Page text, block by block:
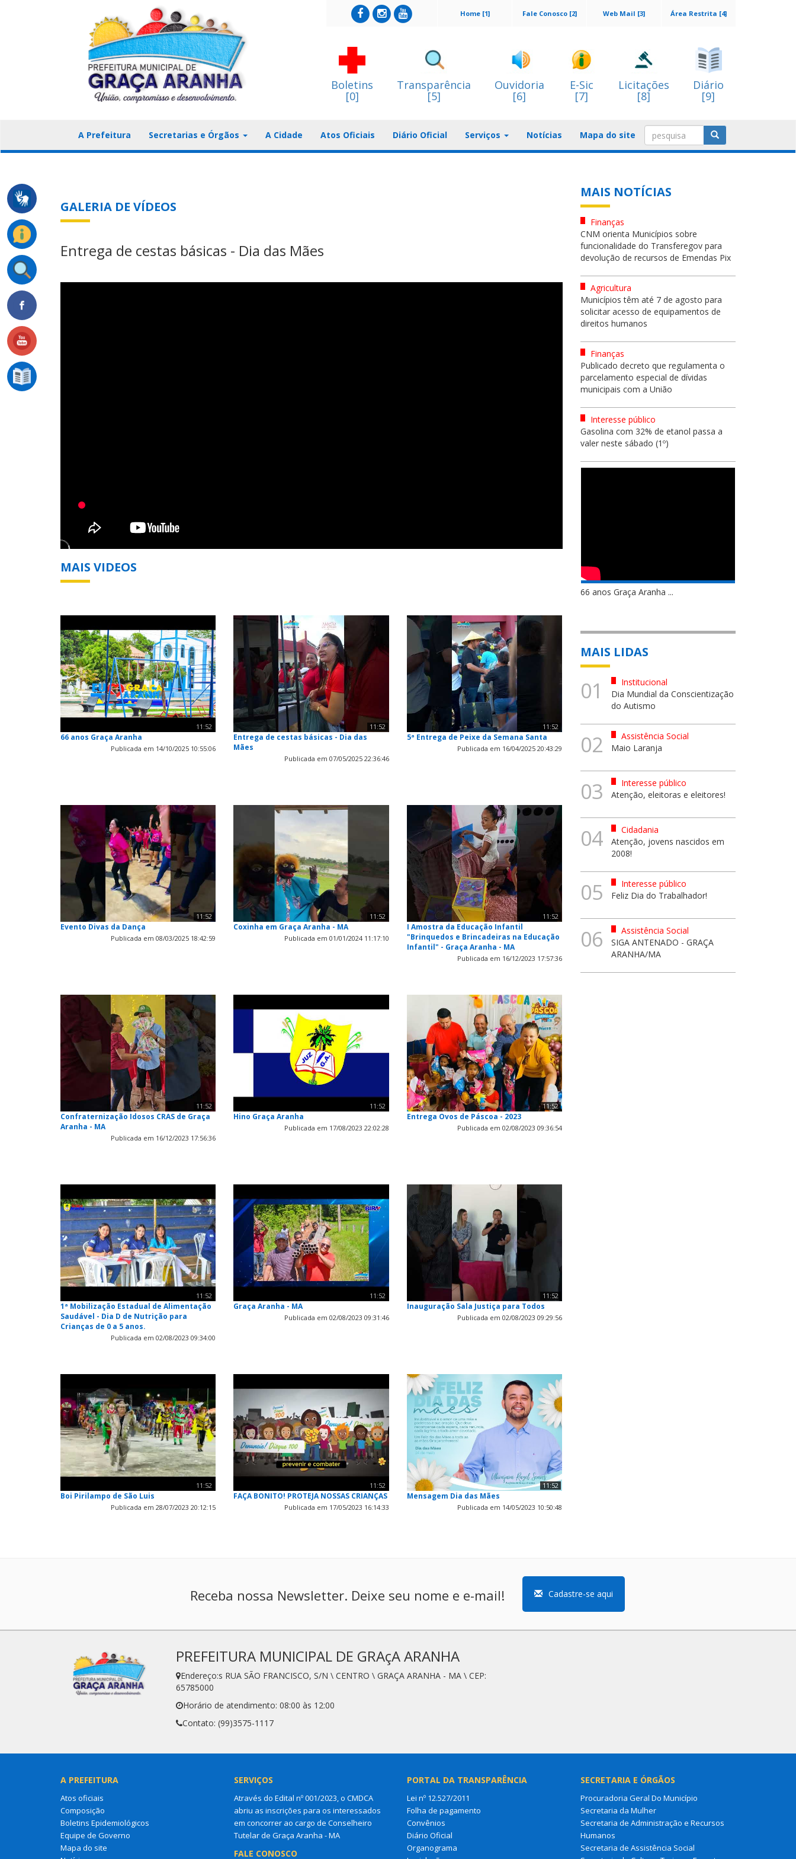
Área Restrita [4]
Web Mail [3]
Fale Conosco [2]
Home [1]
Boletins
[0]
Transparência
[5]
Ouvidoria
[6]
E-Sic
[7]
Licitações
[8]
Diário
[9]
A Prefeitura Secretarias e Órgãos A Cidade Atos Oficiais Diário Oficial Serviços Notícias Mapa do site
GALERIA DE VÍDEOS
Entrega de cestas básicas - Dia das Mães
MAIS VIDEOS
11:52
66 anos Graça Aranha
Publicada em 14/10/2025 10:55:06
11:52
Entrega de cestas básicas - Dia das
Mães
Publicada em 07/05/2025 22:36:46
11:52
5ª Entrega de Peixe da Semana Santa
Publicada em 16/04/2025 20:43:29
11:52
Evento Divas da Dança
Publicada em 08/03/2025 18:42:59
11:52
Coxinha em Graça Aranha - MA
Publicada em 01/01/2024 11:17:10
11:52
I Amostra da Educação Infantil
"Brinquedos e Brincadeiras na Educação
Infantil" - Graça Aranha - MA
Publicada em 16/12/2023 17:57:36
11:52
Confraternização Idosos CRAS de Graça
Aranha - MA
Publicada em 16/12/2023 17:56:36
11:52
Hino Graça Aranha
Publicada em 17/08/2023 22:02:28
11:52
Entrega Ovos de Páscoa - 2023
Publicada em 02/08/2023 09:36:54
11:52
1ª Mobilização Estadual de Alimentação
Saudável - Dia D de Nutrição para
Crianças de 0 a 5 anos.
Publicada em 02/08/2023 09:34:00
11:52
Graça Aranha - MA
Publicada em 02/08/2023 09:31:46
11:52
Inauguração Sala Justiça para Todos
Publicada em 02/08/2023 09:29:56
11:52
Boi Pirilampo de São Luis
Publicada em 28/07/2023 20:12:15
11:52
FAÇA BONITO! PROTEJA NOSSAS CRIANÇAS
Publicada em 17/05/2023 16:14:33
11:52
Mensagem Dia das Mães
Publicada em 14/05/2023 10:50:48
MAIS NOTÍCIAS
Finanças
CNM orienta Municípios sobre
funcionalidade do Transferegov para
devolução de recursos de Emendas Pix
Agricultura
Municípios têm até 7 de agosto para
solicitar acesso de equipamentos de
direitos humanos
Finanças
Publicado decreto que regulamenta o
parcelamento especial de dívidas
municipais com a União
Interesse público
Gasolina com 32% de etanol passa a
valer neste sábado (1º)
66 anos Graça Aranha ...
MAIS LIDAS
01
Institucional
Dia Mundial da Conscientização
do Autismo
02
Assistência Social
Maio Laranja
03
Interesse público
Atenção, eleitoras e eleitores!
04
Cidadania
Atenção, jovens nascidos em
2008!
05
Interesse público
Feliz Dia do Trabalhador!
06
Assistência Social
SIGA ANTENADO - GRAÇA
ARANHA/MA
Receba nossa Newsletter. Deixe seu nome e e-mail! Cadastre-se aqui
PREFEITURA MUNICIPAL DE GRAçA ARANHA
Endereço:s RUA SÃO FRANCISCO, S/N \ CENTRO \ GRAÇA ARANHA - MA \ CEP:
65785000
Horário de atendimento: 08:00 às 12:00
Contato: (99)3575-1117
A PREFEITURA
Atos oficiais
Composição
Boletins Epidemiológicos
Equipe de Governo
Mapa do site
SERVIÇOS
Através do Edital nº 001/2023, o CMDCA
abriu as inscrições para os interessados
em concorrer ao cargo de Conselheiro
Tutelar de Graça Aranha - MA
FALE CONOSCO
PORTAL DA TRANSPARÊNCIA
Lei nº 12.527/2011
Folha de pagamento
Convênios
Diário Oficial
Organograma
SECRETARIA E ÓRGÃOS
Procuradoria Geral Do Município
Secretaria da Mulher
Secretaria de Administração e Recursos
Humanos
Secretaria de Assistência Social